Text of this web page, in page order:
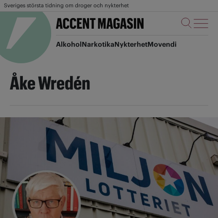
Sveriges största tidning om droger och nykterhet
AlkoholNarkotikaNykterhetMovendi
Åke Wredén